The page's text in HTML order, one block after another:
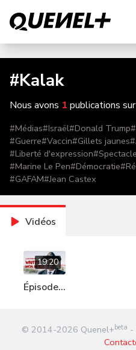
#Kalak
Nous avons 1 publications
#Médias#Israël#Donald Trump#
#Guerre#Vaccin#Gillets jaunes#
#Liberté d'expression#Spectacle
#Marine Le Pen#Démocratie#
#GAFAM#Jean Castex
Vidéos
19:20
Épisode
mon
© 2014-2026 Quenel+ beta -